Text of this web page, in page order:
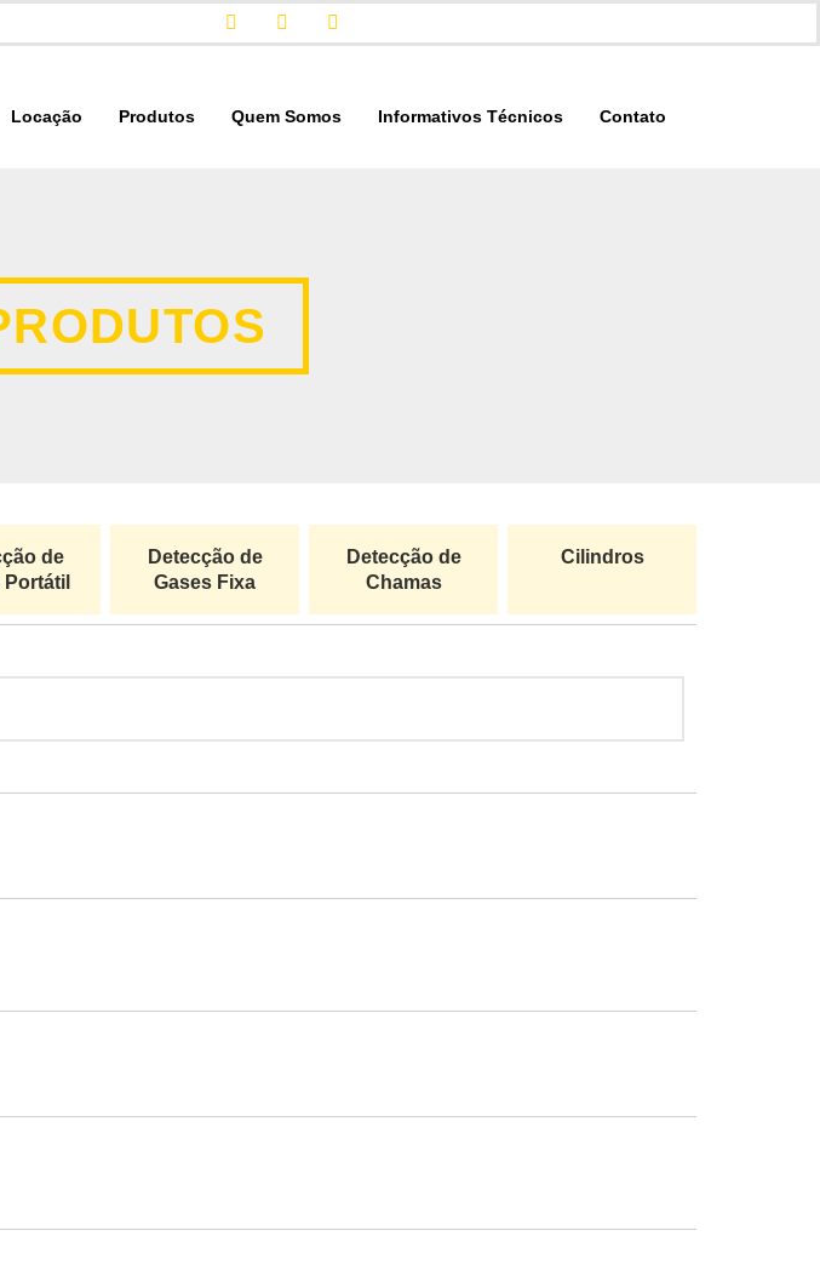
Locação Produtos Quem Somos Informativos Técnicos Contato
de
Detecção de
Gases Fixa
Detecção de
Chamas
Cilindros